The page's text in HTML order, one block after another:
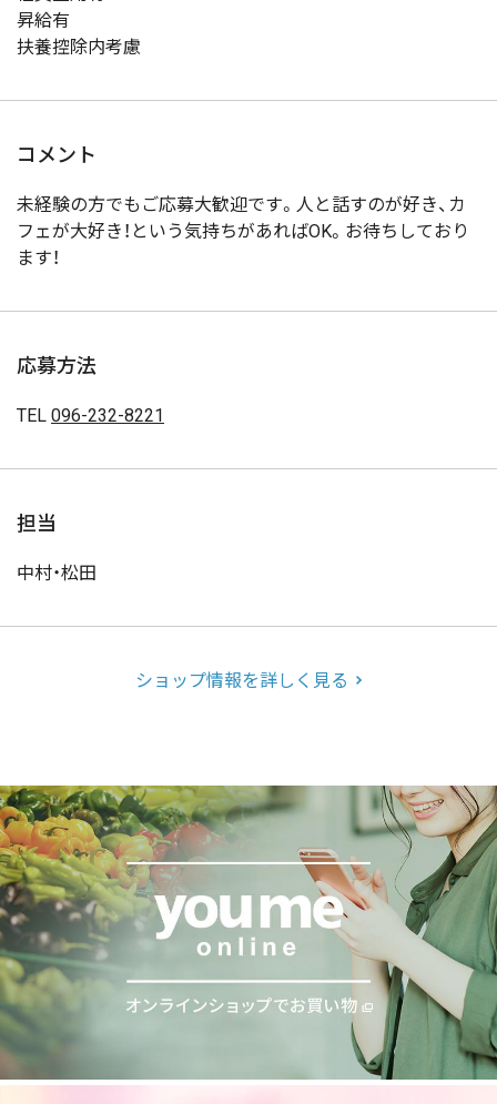
昇給有
扶養控除内考慮
コメント
未経験の方でもご応募大歓迎です。人と話すのが好き、カ
フェが大好き！という気持ちがあればOK。お待ちしており
ます！
応募方法
TEL 096-232-8221
担当
中村・松田
ショップ情報を詳しく見る